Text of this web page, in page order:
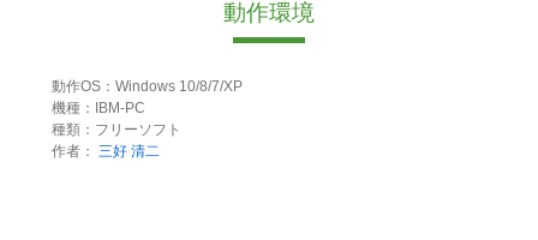
動作環境
動作OS：Windows 10/8/7/XP
機種：IBM-PC
種類：フリーソフト
作者： 三好 清二